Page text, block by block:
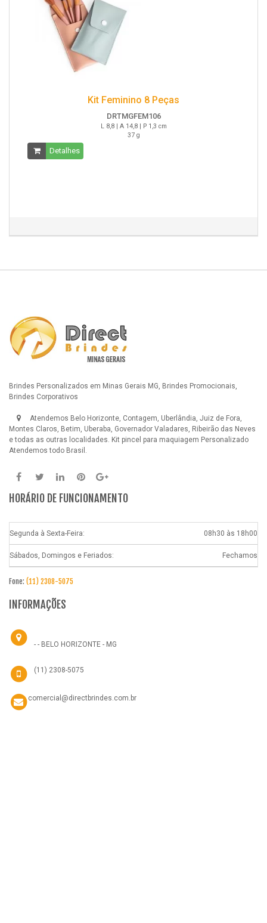
Kit Feminino 8 Peças
DRTMGFEM106
L 8,8 | A 14,8 | P 1,3 cm
37 g
Detalhes
Brindes Personalizados em Minas Gerais MG, Brindes Promocionais,
Brindes Corporativos
Atendemos Belo Horizonte, Contagem, Uberlândia, Juiz de Fora,
Montes Claros, Betim, Uberaba, Governador Valadares, Ribeirão das Neves
e todas as outras localidades. Kit pincel para maquiagem Personalizado
Atendemos todo Brasil.
HORÁRIO DE FUNCIONAMENTO
Segunda à Sexta-Feira: 08h30 às 18h00
Sábados, Domingos e Feriados: Fechamos
Fone: (11) 2308-5075
INFORMAÇÕES
- - BELO HORIZONTE - MG
(11) 2308-5075
comercial@directbrindes.com.br